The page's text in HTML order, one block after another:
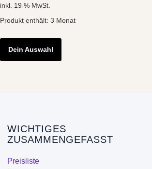
inkl. 19 % MwSt.
Produkt enthält: 3 Monat
Dein Auswahl
WICHTIGES
ZUSAMMENGEFASST
Preisliste